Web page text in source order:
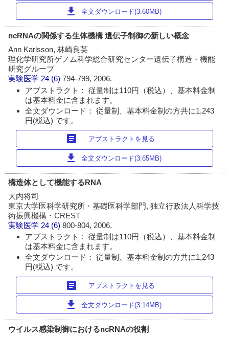
download 全文ダウンロード(3.60MB)
ncRNAの関係する生体機構 遺伝子制御の新しい概念
Ann Karlsson, 林崎良英
理化学研究所ゲノム科学総合研究センター遺伝子構造・機能
研究グループ
実験医学 24 (6)794-799, 2006.
アブストラクト： 従量制は110円（税込）、基本料金制
は基本料金に含まれます。
全文ダウンロード： 従量制、基本料金制の方共に1,243
円(税込) です。
article アブストラクトを見る
download 全文ダウンロード(3.65MB)
構造体として機能するRNA
大内将司
東京大学医科学研究所・基礎医科学部門, 独立行政法人科学技
術振興機構・CREST
実験医学 24 (6)800-804, 2006.
アブストラクト： 従量制は110円（税込）、基本料金制
は基本料金に含まれます。
全文ダウンロード： 従量制、基本料金制の方共に1,243
円(税込) です。
article アブストラクトを見る
download 全文ダウンロード(3.14MB)
ウイルス感染制御におけるncRNAの役割